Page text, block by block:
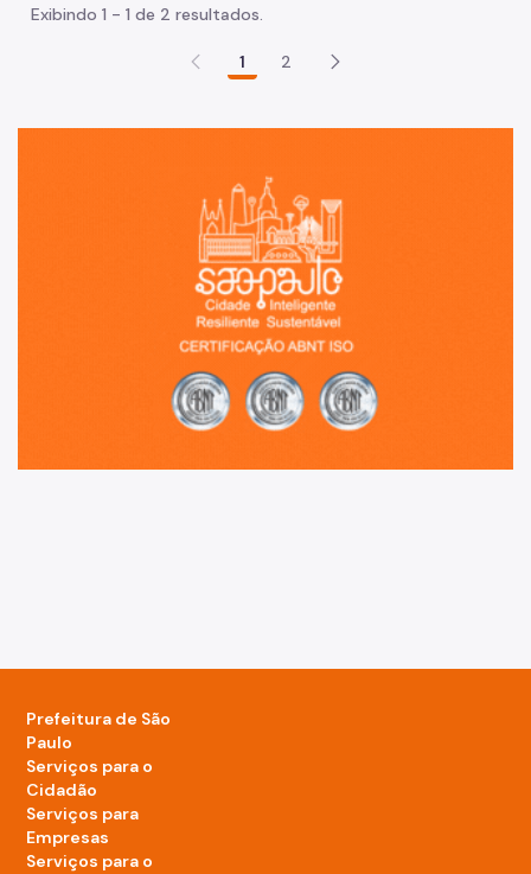
Exibindo 1 - 1 de 2 resultados.
1 2
Prefeitura de São
Paulo
Serviços para o
Cidadão
Serviços para
Empresas
Serviços para o